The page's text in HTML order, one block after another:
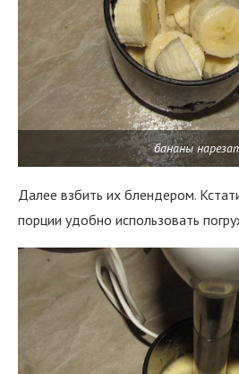
бананы
Далее взбить их блендером.
порции удобно использовать